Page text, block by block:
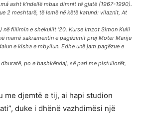
asht k’ndellë mbas dimnit të gjatë (1967-1990).
2 meshtarë, të lemë në këtë katund: vllaznit, At
në fillimin e shekullit ’20. Kurse Imzot Simon Kulli
marrë sakramentin e pagëzimit prej Moter Marije
e kisha e mbyllun. Edhe unë jam pagëzue e
po e bashkëndaj, së pari me pistullorët,
me djemtë e tij, ai hapi studion
duke i dhënë vazhdimësi një